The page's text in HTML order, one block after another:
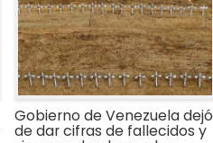
Gobierno de Venezuela dejó
de dar cifras de fallecidos y